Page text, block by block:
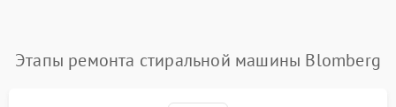
Этапы ремонта стиральной машины Blomberg